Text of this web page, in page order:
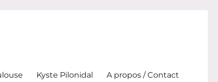
Kyste Pilonidal A propos / Contact